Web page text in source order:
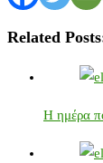
Related
Η ημέρα